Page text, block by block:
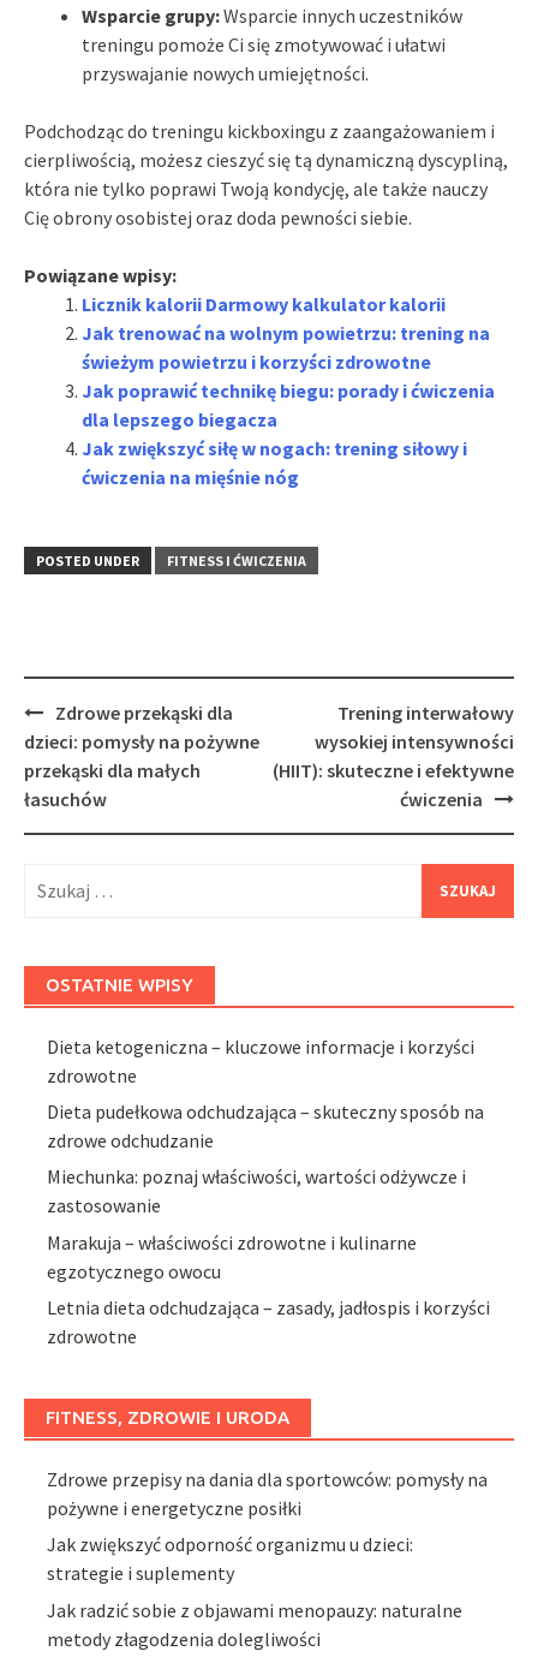
Wsparcie grupy:Wsparcie innych uczestników
treningu pomoże Ci się zmotywować i ułatwi
przyswajanie nowych umiejętności.
Podchodząc do treningu kickboxingu z zaangażowaniem i
cierpliwością, możesz cieszyć się tą dynamiczną dyscypliną,
która nie tylko poprawi Twoją kondycję, ale także nauczy
Cię obrony osobistej oraz doda pewności siebie.
Powiązane wpisy:
Licznik kalorii Darmowy kalkulator kalorii
Jak trenować na wolnym powietrzu: trening na
świeżym powietrzu i korzyści zdrowotne
Jak poprawić technikę biegu: porady i ćwiczenia
dla lepszego biegacza
Jak zwiększyć siłę w nogach: trening siłowy i
ćwiczenia na mięśnie nóg
POSTED UNDER FITNESS I ĆWICZENIA
Post
navigation
Zdrowe przekąski dla
dzieci: pomysły na pożywne
przekąski dla małych
łasuchów
Trening interwałowy
wysokiej intensywności
(HIIT): skuteczne i efektywne
ćwiczenia
OSTATNIE WPISY
Dieta ketogeniczna – kluczowe informacje i korzyści
zdrowotne
Dieta pudełkowa odchudzająca – skuteczny sposób na
zdrowe odchudzanie
Miechunka: poznaj właściwości, wartości odżywcze i
zastosowanie
Marakuja – właściwości zdrowotne i kulinarne
egzotycznego owocu
Letnia dieta odchudzająca – zasady, jadłospis i korzyści
zdrowotne
FITNESS, ZDROWIE I URODA
Zdrowe przepisy na dania dla sportowców: pomysły na
pożywne i energetyczne posiłki
Jak zwiększyć odporność organizmu u dzieci:
strategie i suplementy
Jak radzić sobie z objawami menopauzy: naturalne
metody złagodzenia dolegliwości